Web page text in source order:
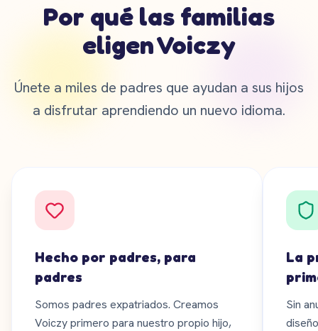
Por qué las familias
eligen Voiczy
Únete a miles de padres que ayudan a sus hijos
a disfrutar aprendiendo un nuevo idioma.
Hecho por padres, para
padres
Somos padres expatriados. Creamos
Voiczy primero para nuestro propio hijo,
La
Sin